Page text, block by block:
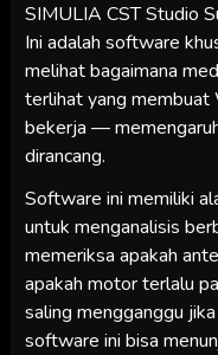
SIMULIA CST Studio
Ini adalah software
melihat bagaimana
terlihat yang membuat
bekerja —
dirancang.
Software ini memiliki
untuk menganalisis
memeriksa apakah
apakah motor terlalu
saling mengganggu
software ini bisa